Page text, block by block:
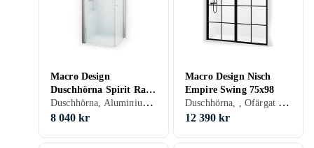
Macro Design
Duschhörna Spirit Rak
90x90
Duschhörna, Aluminium, Ofärgat (klart glas), Grå/Rök/Tonat, 90 cm
8 040 kr
Macro Design Nisch
Empire Swing 75x98
Duschhörna, , Ofärgat (klart glas), 75 cm
12 390 kr